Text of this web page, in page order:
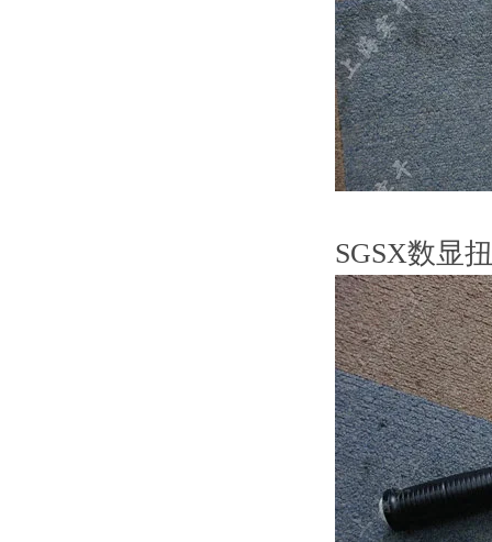
SGSX数显